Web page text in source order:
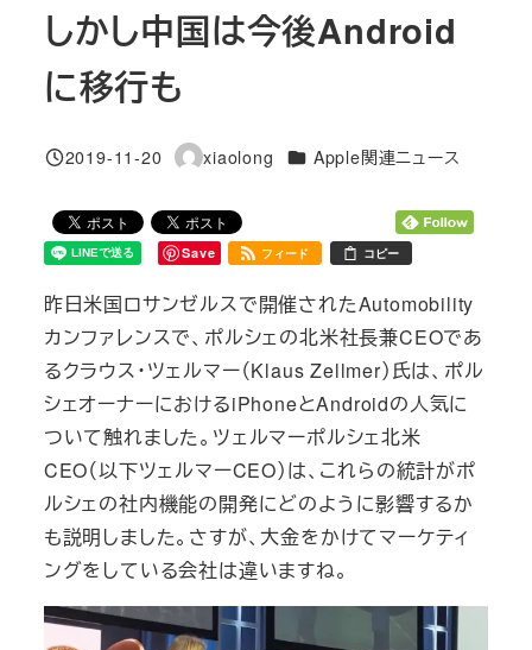
しかし中国は今後Android
に移行も
投稿日
2019-11-20
著
xiaolong カテゴリー
Apple関連ニュース
Save フィード コピー
昨日米国ロサンゼルスで開催されたAutomobility
カンファレンスで、ポルシェの北米社長兼CEOであ
るクラウス・ツェルマー（Klaus Zellmer）氏は、ポル
シェオーナーにおけるiPhoneとAndroidの人気に
ついて触れました。ツェルマーポルシェ北米
CEO（以下ツェルマーCEO）は、これらの統計がポ
ルシェの社内機能の開発にどのように影響するか
も説明しました。さすが、大金をかけてマーケティ
ングをしている会社は違いますね。